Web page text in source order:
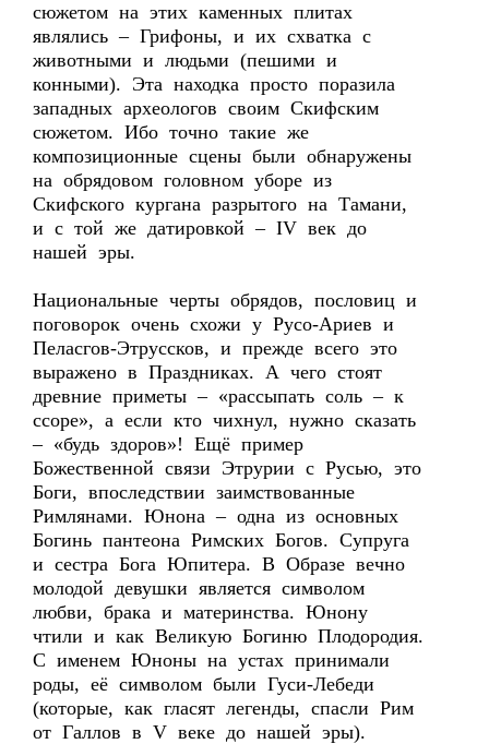
сюжетом на этих каменных плитах
являлись – Грифоны, и их схватка с
животными и людьми (пешими и
конными). Эта находка просто поразила
западных археологов своим Скифским
сюжетом. Ибо точно такие же
композиционные сцены были обнаружены
на обрядовом головном уборе из
Скифского кургана разрытого на Тамани,
и с той же датировкой – IV век до
нашей эры.
Национальные черты обрядов, пословиц и
поговорок очень схожи у Русо-Ариев и
Пеласгов-Этруссков, и прежде всего это
выражено в Праздниках. А чего стоят
древние приметы – «рассыпать соль – к
ссоре», а если кто чихнул, нужно сказать
– «будь здоров»! Ещё пример
Божественной связи Этрурии с Русью, это
Боги, впоследствии заимствованные
Римлянами. Юнона – одна из основных
Богинь пантеона Римских Богов. Супруга
и сестра Бога Юпитера. В Образе вечно
молодой девушки является символом
любви, брака и материнства. Юнону
чтили и как Великую Богиню Плодородия.
С именем Юноны на устах принимали
роды, её символом были Гуси-Лебеди
(которые, как гласят легенды, спасли Рим
от Галлов в V веке до нашей эры).